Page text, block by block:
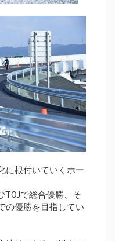
に根付いていくホー
TOJで総合優勝、そ
の優勝を目指してい